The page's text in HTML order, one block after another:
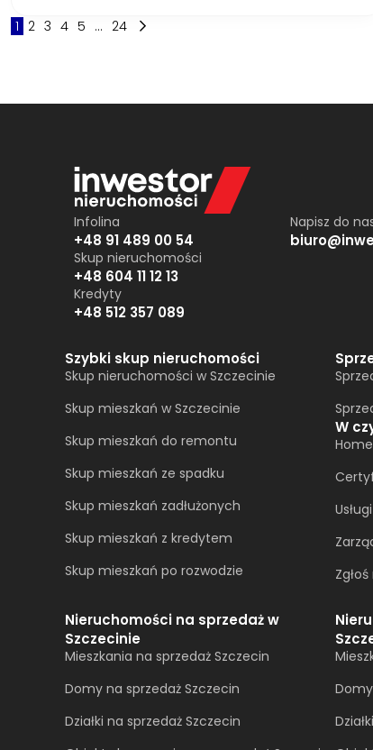
1 2 3 4 5 ... 24
Infolina
+48 91 489 00 54
Skup nieruchomości
+48 604 11 12 13
Kredyty
+48 512 357 089
Napisz do
Szybki skup nieruchomości
Skup nieruchomości w Szczecinie
Skup mieszkań w Szczecinie
Skup mieszkań do remontu
Skup mieszkań ze spadku
Skup mieszkań zadłużonych
Skup mieszkań z kredytem
Skup mieszkań po rozwodzie
W
Nieruchomości na sprzedaż w
Szczecinie
Mieszkania na sprzedaż Szczecin
Domy na sprzedaż Szczecin
Działki na sprzedaż Szczecin